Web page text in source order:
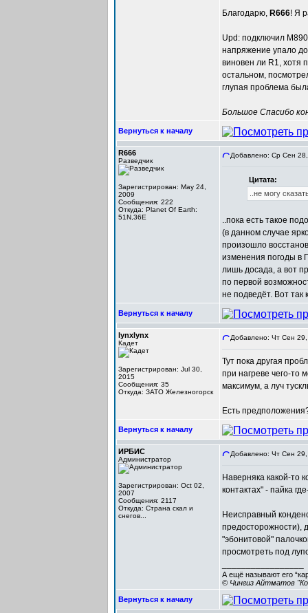
Благодарю, R666! Я
Upd: подключил
напряжение упало
виновен ли R1, хотя
остальном,
глупая проблема
Большое Спасибо
Вернуться к началу
R666
Разведчик
Зарегистрирован: May 24,
2009
Сообщения: 222
Откуда: Planet Of Earth:
51N,36E
Добавлено: Ср Сен
Цитата:
..не могу
..пока есть такое
(в данном случае
произошло
изменения погоды в
лишь досада, а вот
по первой
не подведёт. Вот так
Вернуться к началу
lynxlynx
Кадет
Зарегистрирован: Jul 30,
2015
Сообщения: 35
Откуда: ЗАТО Железногорск
Добавлено: Чт Сен
Тут пока другая
при нагреве чего-то
максимум, а луч
Есть
Вернуться к началу
ИРБИС
Администратор
Зарегистрирован: Oct 02,
2007
Сообщения: 2117
Откуда: Cтрана скал и
снегов...
Добавлено: Чт Сен
Наверняка какой-то
контактах" - пайка
Неисправный
предосторожности),
"эбонитовой"
просмотреть под
А ещё называют его
© Чингиз Айтматов
Вернуться к началу